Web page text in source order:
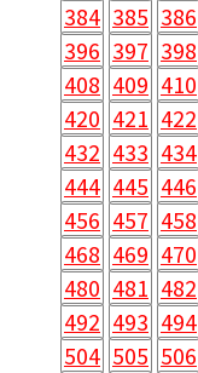
384 385 386
396 397 398
408 409 410
420 421 422
432 433 434
444 445 446
456 457 458
468 469 470
480 481 482
492 493 494
504 505 506